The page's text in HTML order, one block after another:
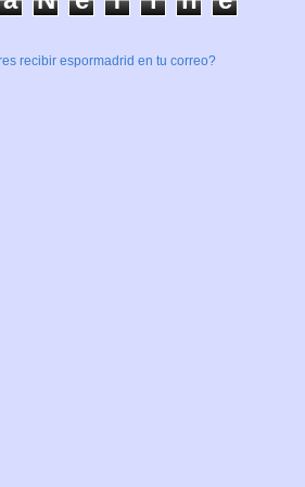
recibir espormadrid en tu correo?